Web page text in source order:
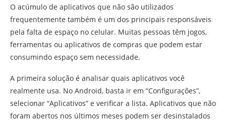
O acúmulo de aplicativos que não são utilizados
frequentemente também é um dos principais responsáveis
pela falta de espaço no celular. Muitas pessoas têm jogos,
ferramentas ou aplicativos de compras que podem estar
consumindo espaço sem necessidade.
A primeira solução é analisar quais aplicativos você
realmente usa. No Android, basta ir em “Configurações”,
selecionar “Aplicativos” e verificar a lista. Aplicativos que não
foram abertos nos últimos meses podem ser desinstalados